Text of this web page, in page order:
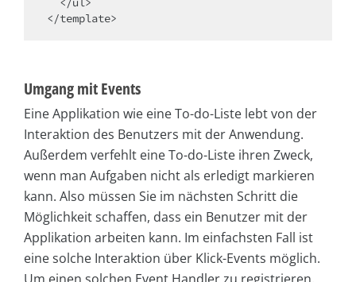
</template>
Umgang mit Events
Eine Applikation wie eine To-do-Liste lebt von der
Interaktion des Benutzers mit der Anwendung.
Außerdem verfehlt eine To-do-Liste ihren Zweck,
wenn man Aufgaben nicht als erledigt markieren
kann. Also müssen Sie im nächsten Schritt die
Möglichkeit schaffen, dass ein Benutzer mit der
Applikation arbeiten kann. Im einfachsten Fall ist
eine solche Interaktion über Klick-Events möglich.